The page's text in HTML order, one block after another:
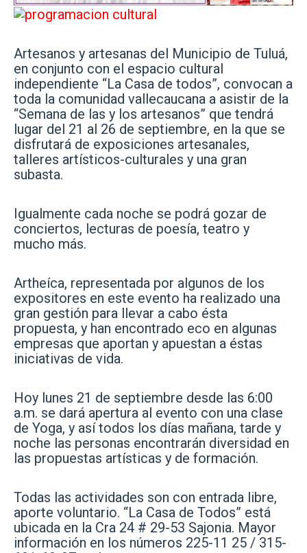
Artesanos y artesanas del Municipio de Tuluá,
en conjunto con el espacio cultural
independiente “La Casa de todos”, convocan a
toda la comunidad vallecaucana a asistir de la
“Semana de las y los artesanos” que tendrá
lugar del 21 al 26 de septiembre, en la que se
disfrutará de exposiciones artesanales,
talleres artísticos-culturales y una gran
subasta.
Igualmente cada noche se podrá gozar de
conciertos, lecturas de poesía, teatro y
mucho más.
Artheíca, representada por algunos de los
expositores en este evento ha realizado una
gran gestión para llevar a cabo ésta
propuesta, y han encontrado eco en algunas
empresas que aportan y apuestan a éstas
iniciativas de vida.
Hoy lunes 21 de septiembre desde las 6:00
a.m. se dará apertura al evento con una clase
de Yoga, y así todos los días mañana, tarde y
noche las personas encontrarán diversidad en
las propuestas artísticas y de formación.
Todas las actividades son con entrada libre,
aporte voluntario. “La Casa de Todos” está
ubicada en la Cra 24 # 29-53 Sajonia. Mayor
información en los números 225-11 25 / 315-